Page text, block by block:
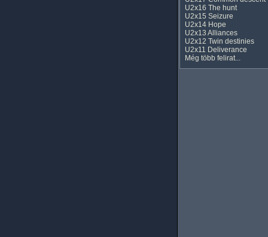
U2x16 The hunt
U2x15 Seizure
U2x14 Hope
U2x13 Alliances
U2x12 Twin destinies
U2x11 Deliverance
Még több felirat...